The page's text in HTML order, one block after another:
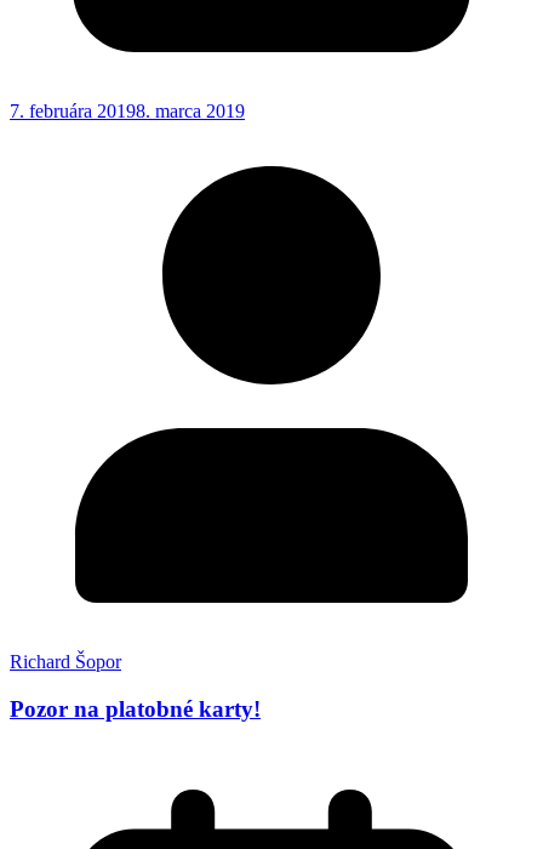
7. februára 20198. marca 2019
Richard Šopor
Pozor na platobné karty!